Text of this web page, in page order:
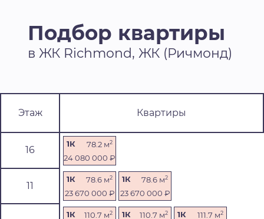
Подбор квартиры
в ЖК Richmond, ЖК (Ричмонд)
Этаж Квартиры
16
1К 78.2 м2
24 080 000 ₽
11
1К 78.6 м2
23 670 000 ₽
1К 78.6 м2
23 670 000 ₽
1К 110.7 м2 1К 110.7 м2 1К 111.7 м2